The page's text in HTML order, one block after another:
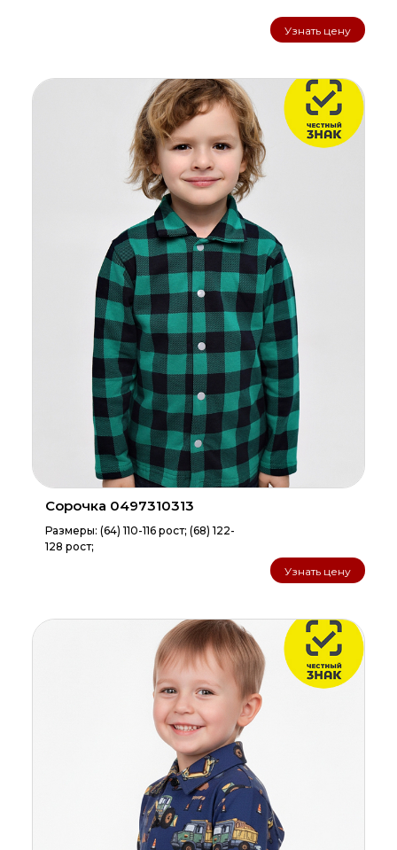
Узнать цену
Сорочка 0497310313
Размеры: (64) 110-116 рост; (68) 122-
128 рост;
Узнать цену